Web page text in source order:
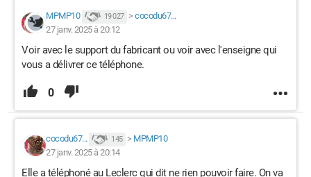
MPMP10 19 027 > cocodu67...
27 janv. 2025 à 20:12
Voir avec le support du fabricant ou voir avec l'enseigne qui
vous a délivrer ce téléphone.
0
cocodu67... 145 > MPMP10
27 janv. 2025 à 20:14
Elle a téléphoné au Leclerc qui dit ne rien pouvoir faire. On va